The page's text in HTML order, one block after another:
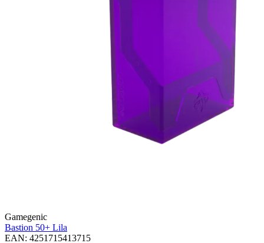
Gamegenic
Bastion 50+ Lila
EAN: 4251715413715